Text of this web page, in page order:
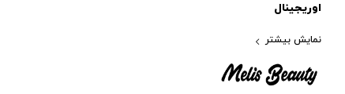
اوریجینال
نمایش بیشتر